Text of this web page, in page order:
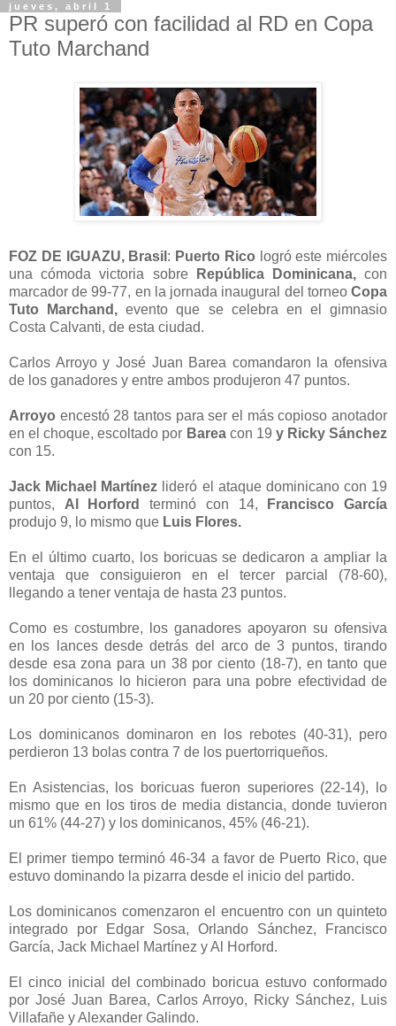
jueves, abril 1
PR superó con facilidad al RD en Copa
Tuto Marchand
FOZ DE IGUAZU, Brasil : Puerto Rico logró este miércoles
una cómoda victoria sobre
República Dominicana,con
marcador de 99-77, en la jornada inaugural del torneo Copa
Tuto Marchand, evento que se celebra en el gimnasio
Costa Calvanti, de esta ciudad.
Carlos Arroyo y José Juan Barea comandaron la ofensiva
de los ganadores y entre ambos produjeron 47 puntos.
Arroyo encestó 28 tantos para ser el más copioso anotador
en el choque, escoltado por Bareacon 19 y Ricky Sánchez
con 15.
Jack Michael Martínez lideró el ataque dominicano con 19
puntos, Al Horfordterminó con 14,
Francisco García
produjo 9, lo mismo que Luis Flores.
En el último cuarto, los boricuas se dedicaron a ampliar la
ventaja que consiguieron en el tercer parcial (78-60),
llegando a tener ventaja de hasta 23 puntos.
Como es costumbre, los ganadores apoyaron su ofensiva
en los lances desde detrás del arco de 3 puntos, tirando
desde esa zona para un 38 por ciento (18-7), en tanto que
los dominicanos lo hicieron para una pobre efectividad de
un 20 por ciento (15-3).
Los dominicanos dominaron en los rebotes (40-31), pero
perdieron 13 bolas contra 7 de los puertorriqueños.
En Asistencias, los boricuas fueron superiores (22-14), lo
mismo que en los tiros de media distancia, donde tuvieron
un 61% (44-27) y los dominicanos, 45% (46-21).
El primer tiempo terminó 46-34 a favor de Puerto Rico, que
estuvo dominando la pizarra desde el inicio del partido.
Los dominicanos comenzaron el encuentro con un quinteto
integrado por Edgar Sosa, Orlando Sánchez, Francisco
García, Jack Michael Martínez y Al Horford.
El cinco inicial del combinado boricua estuvo conformado
por José Juan Barea, Carlos Arroyo, Ricky Sánchez, Luis
Villafañe y Alexander Galindo.